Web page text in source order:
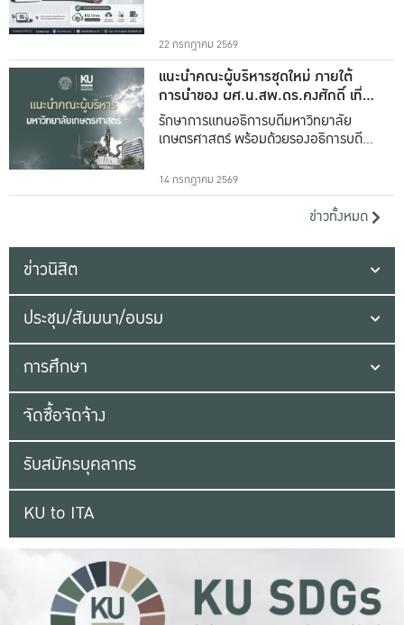
22 กรกฎาคม 2569
แนะนำคณะผู้บริหารชุดใหม่ ภายใต้
การนำของ ผศ.น.สพ.ดร.คงศักดิ์ เที่ยง
ธรรม
รักษาการแทนอธิการบดีมหาวิทยาลัย
เกษตรศาสตร์ พร้อมด้วยรองอธิการบดีทั้ง
14 กรกฎาคม 2569
ข่าวทั้งหมด
ข่าวนิสิต
ประชุม/สัมมนา/อบรม
การศึกษา
จัดซื้อจัดจ้าง
รับสมัครบุคลากร
KU to ITA